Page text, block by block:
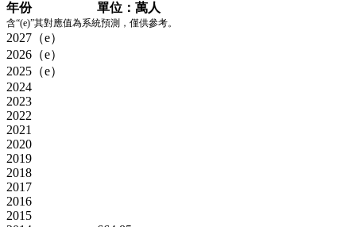
年份 單位：萬人
含“(e)”其對應值為系統預測，僅供參考。
2027（e）
2026（e）
2025（e）
2024
2023
2022
2021
2020
2019
2018
2017
2016
2015